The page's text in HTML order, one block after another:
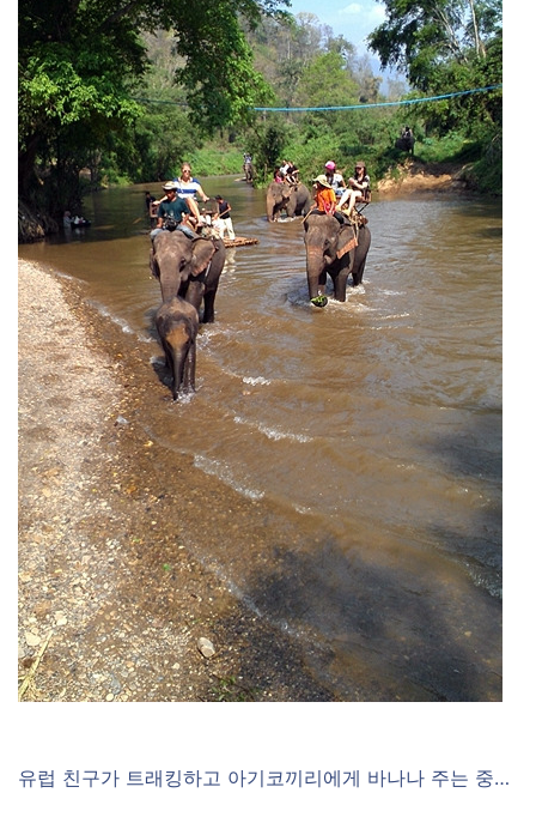
유럽 친구가 트래킹하고 아기코끼리에게 바나나 주는 중…